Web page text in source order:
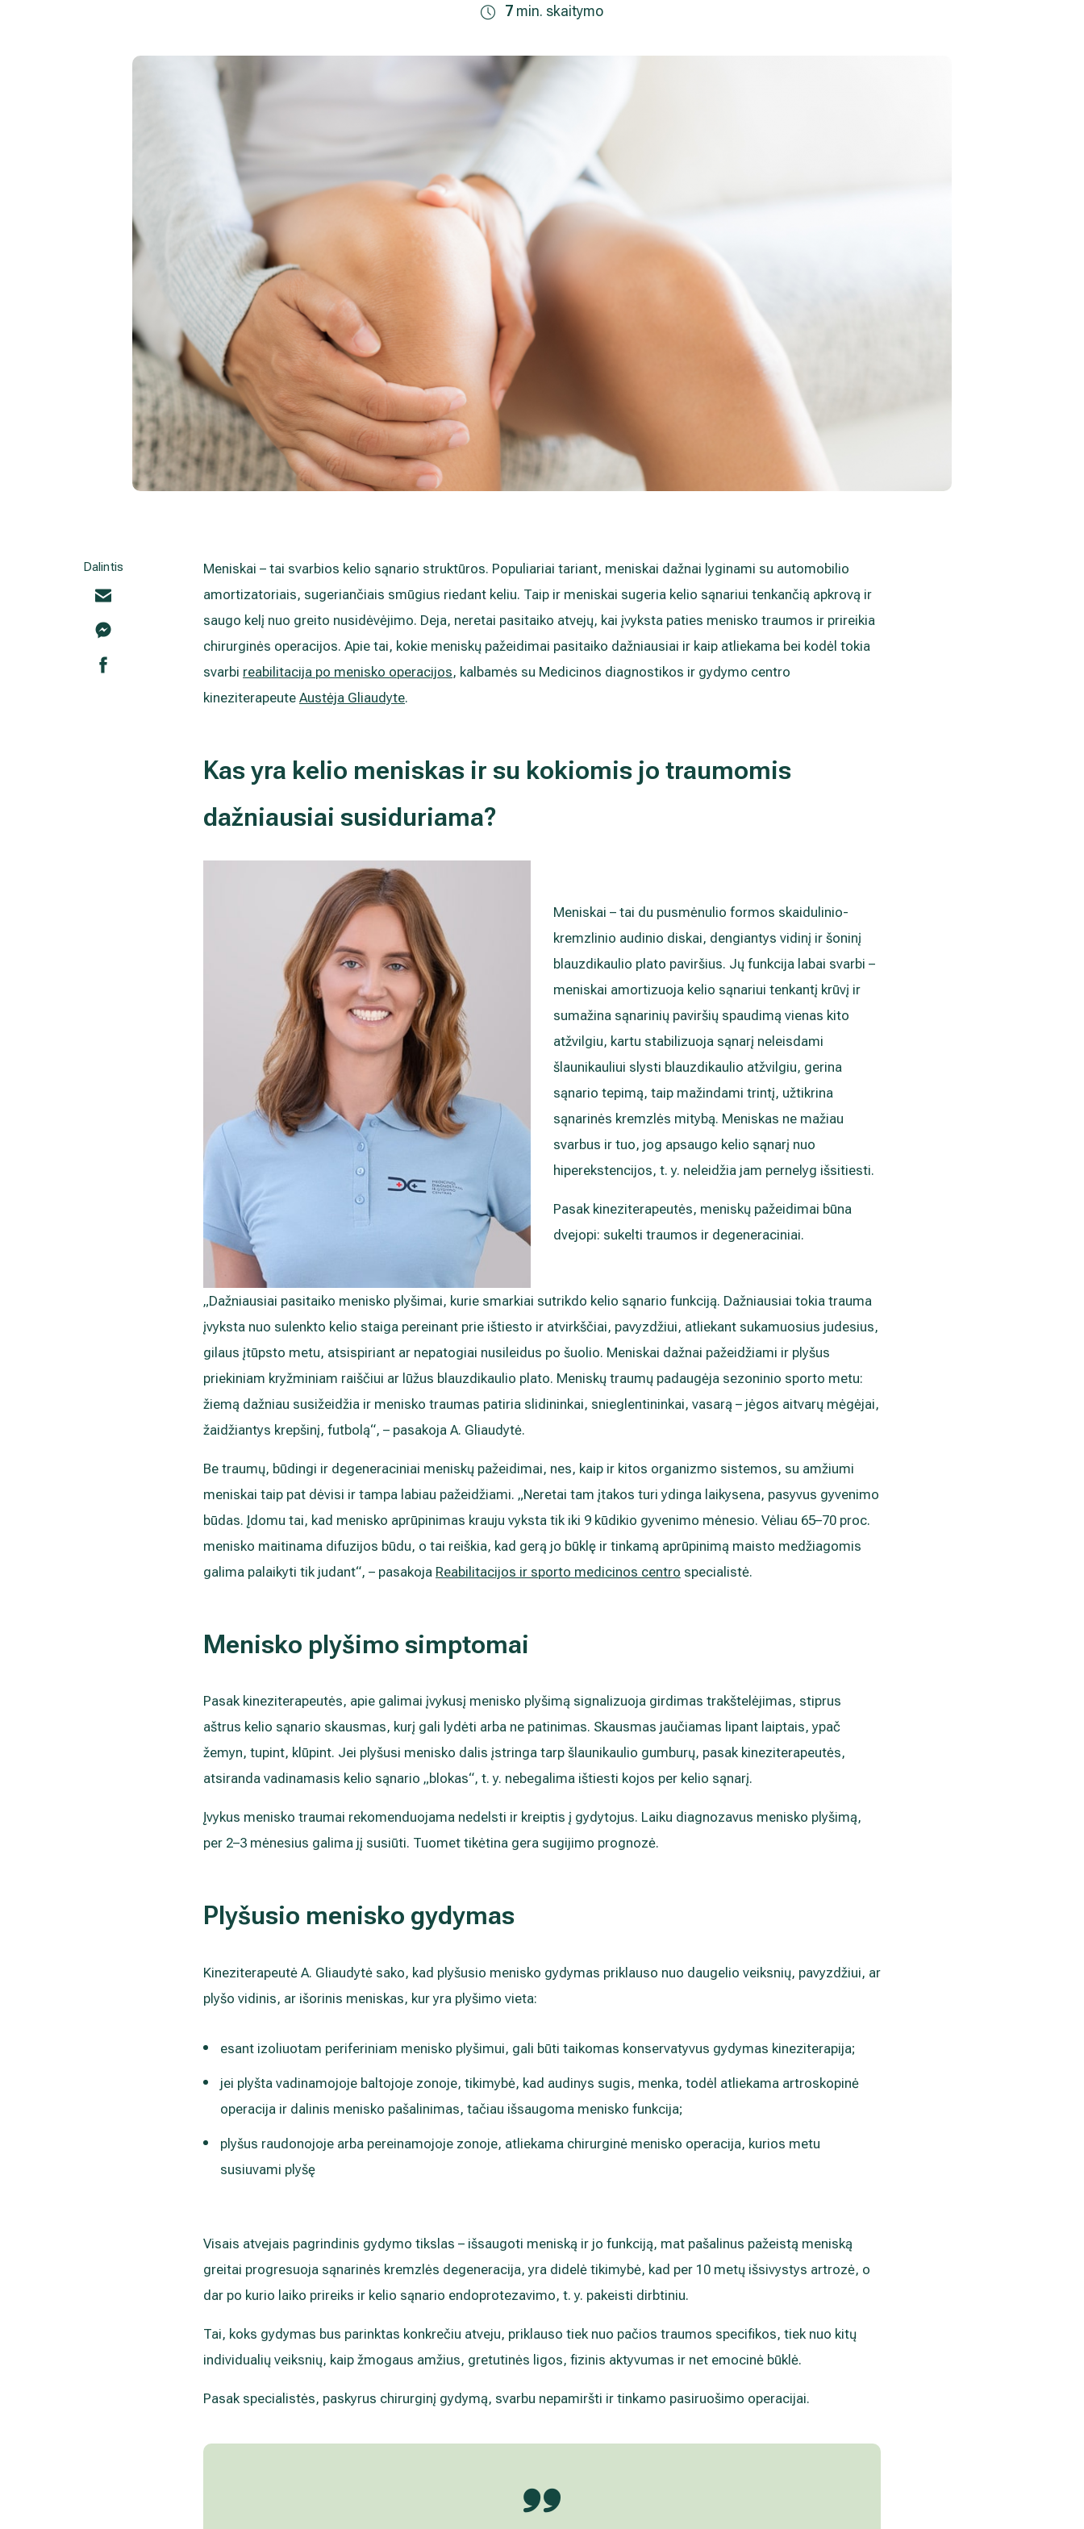
7min. skaitymo
Meniskai – tai svarbios kelio sąnario struktūros. Populiariai tariant, meniskai dažnai lyginami su automobilio
amortizatoriais, sugeriančiais smūgius riedant keliu. Taip ir meniskai sugeria kelio sąnariui tenkančią apkrovą ir
saugo kelį nuo greito nusidėvėjimo. Deja, neretai pasitaiko atvejų, kai įvyksta paties menisko traumos ir prireikia
chirurginės operacijos. Apie tai, kokie meniskų pažeidimai pasitaiko dažniausiai ir kaip atliekama bei kodėl tokia
svarbi reabilitacija po menisko operacijos, kalbamės su Medicinos diagnostikos ir gydymo centro
kineziterapeute Austėja Gliaudyte.
Kas yra kelio meniskas ir su kokiomis jo traumomis
dažniausiai susiduriama?
Meniskai – tai du pusmėnulio formos skaidulinio-
kremzlinio audinio diskai, dengiantys vidinį ir šoninį
blauzdikaulio plato paviršius. Jų funkcija labai svarbi –
meniskai amortizuoja kelio sąnariui tenkantį krūvį ir
sumažina sąnarinių paviršių spaudimą vienas kito
atžvilgiu, kartu stabilizuoja sąnarį neleisdami
šlaunikauliui slysti blauzdikaulio atžvilgiu, gerina
sąnario tepimą, taip mažindami trintį, užtikrina
sąnarinės kremzlės mitybą. Meniskas ne mažiau
svarbus ir tuo, jog apsaugo kelio sąnarį nuo
hiperekstencijos, t. y. neleidžia jam pernelyg išsitiesti.
Pasak kineziterapeutės, meniskų pažeidimai būna
dvejopi: sukelti traumos ir degeneraciniai.
„Dažniausiai pasitaiko menisko plyšimai, kurie smarkiai sutrikdo kelio sąnario funkciją. Dažniausiai tokia trauma
įvyksta nuo sulenkto kelio staiga pereinant prie ištiesto ir atvirkščiai, pavyzdžiui, atliekant sukamuosius judesius,
gilaus įtūpsto metu, atsispiriant ar nepatogiai nusileidus po šuolio. Meniskai dažnai pažeidžiami ir plyšus
priekiniam kryžminiam raiščiui ar lūžus blauzdikaulio plato. Meniskų traumų padaugėja sezoninio sporto metu:
žiemą dažniau susižeidžia ir menisko traumas patiria slidininkai, snieglentininkai, vasarą – jėgos aitvarų mėgėjai,
žaidžiantys krepšinį, futbolą“, – pasakoja A. Gliaudytė.
Be traumų, būdingi ir degeneraciniai meniskų pažeidimai, nes, kaip ir kitos organizmo sistemos, su amžiumi
meniskai taip pat dėvisi ir tampa labiau pažeidžiami. „Neretai tam įtakos turi ydinga laikysena, pasyvus gyvenimo
būdas. Įdomu tai, kad menisko aprūpinimas krauju vyksta tik iki 9 kūdikio gyvenimo mėnesio. Vėliau 65–70 proc.
menisko maitinama difuzijos būdu, o tai reiškia, kad gerą jo būklę ir tinkamą aprūpinimą maisto medžiagomis
galima palaikyti tik judant“, – pasakoja Reabilitacijos ir sporto medicinos centro specialistė.
Menisko plyšimo simptomai
Pasak kineziterapeutės, apie galimai įvykusį menisko plyšimą signalizuoja girdimas trakštelėjimas, stiprus
aštrus kelio sąnario skausmas, kurį gali lydėti arba ne patinimas. Skausmas jaučiamas lipant laiptais, ypač
žemyn, tupint, klūpint. Jei plyšusi menisko dalis įstringa tarp šlaunikaulio gumburų, pasak kineziterapeutės,
atsiranda vadinamasis kelio sąnario „blokas“, t. y. nebegalima ištiesti kojos per kelio sąnarį.
Įvykus menisko traumai rekomenduojama nedelsti ir kreiptis į gydytojus. Laiku diagnozavus menisko plyšimą,
per 2–3 mėnesius galima jį susiūti. Tuomet tikėtina gera sugijimo prognozė.
Plyšusio menisko gydymas
Kineziterapeutė A. Gliaudytė sako, kad plyšusio menisko gydymas priklauso nuo daugelio veiksnių, pavyzdžiui, ar
plyšo vidinis, ar išorinis meniskas, kur yra plyšimo vieta:
esant izoliuotam periferiniam menisko plyšimui, gali būti taikomas konservatyvus gydymas kineziterapija;
jei plyšta vadinamojoje baltojoje zonoje, tikimybė, kad audinys sugis, menka, todėl atliekama artroskopinė
operacija ir dalinis menisko pašalinimas, tačiau išsaugoma menisko funkcija;
plyšus raudonojoje arba pereinamojoje zonoje, atliekama chirurginė menisko operacija, kurios metu
susiuvami plyšę
Visais atvejais pagrindinis gydymo tikslas – išsaugoti meniską ir jo funkciją, mat pašalinus pažeistą meniską
greitai progresuoja sąnarinės kremzlės degeneracija, yra didelė tikimybė, kad per 10 metų išsivystys artrozė, o
dar po kurio laiko prireiks ir kelio sąnario endoprotezavimo, t. y. pakeisti dirbtiniu.
Tai, koks gydymas bus parinktas konkrečiu atveju, priklauso tiek nuo pačios traumos specifikos, tiek nuo kitų
individualių veiksnių, kaip žmogaus amžius, gretutinės ligos, fizinis aktyvumas ir net emocinė būklė.
Pasak specialistės, paskyrus chirurginį gydymą, svarbu nepamiršti ir tinkamo pasiruošimo operacijai.
Dalintis
Medicinos diagnostikos centras" tiesioginės rinkodaros tikslais. Sutikimas galės būti bet
kada atšauktas, paspaudus kiekvieno naujienlaiškio pabaigoje esančią nuorodą